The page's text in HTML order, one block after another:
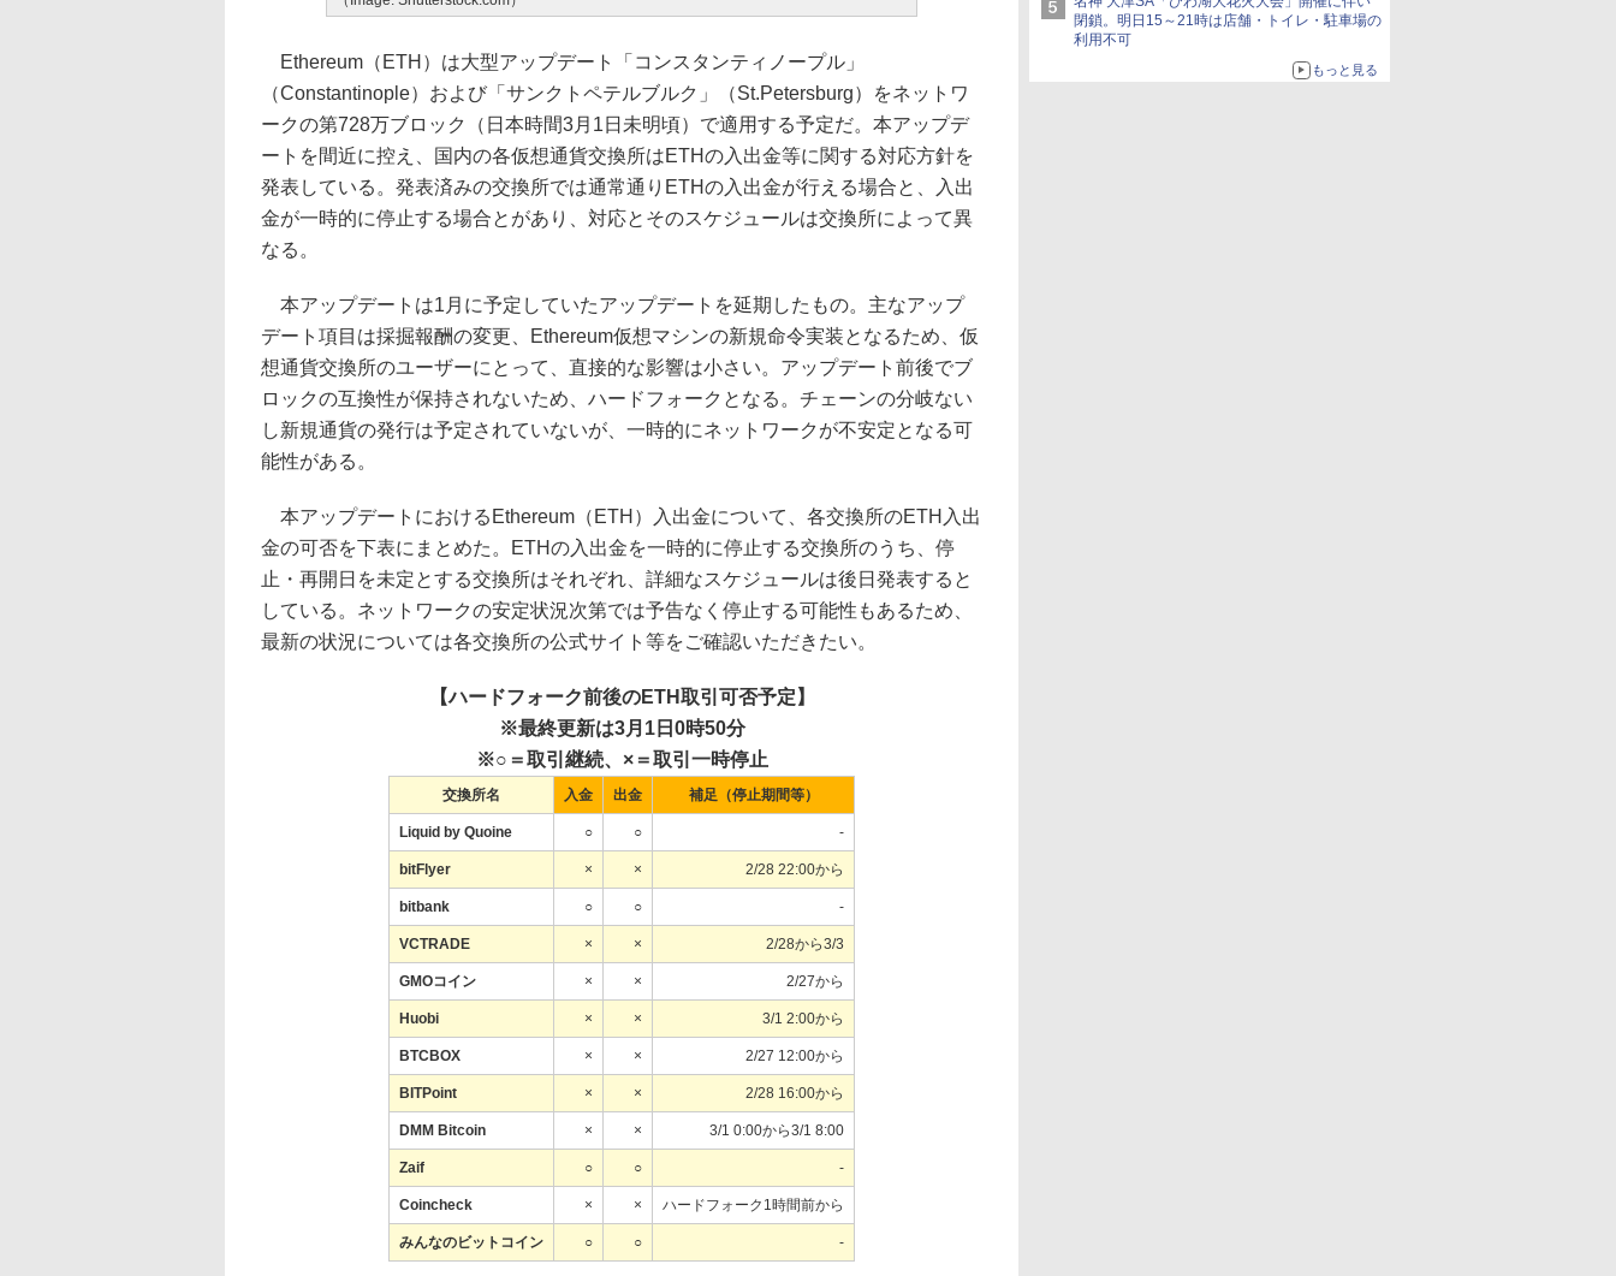
閉鎖。明日15～21時は店舗・トイレ・駐車場の
利用不可
もっと見る
Ethereum（ETH）は大型アップデート「コンスタンティノープル」
（Constantinople）および「サンクトペテルブルク」（St.Petersburg）をネットワ
ークの第728万ブロック（日本時間3月1日未明頃）で適用する予定だ。本アップデ
ートを間近に控え、国内の各仮想通貨交換所はETHの入出金等に関する対応方針を
発表している。発表済みの交換所では通常通りETHの入出金が行える場合と、入出
金が一時的に停止する場合とがあり、対応とそのスケジュールは交換所によって異
なる。
本アップデートは1月に予定していたアップデートを延期したもの。主なアップ
デート項目は採掘報酬の変更、Ethereum仮想マシンの新規命令実装となるため、仮
想通貨交換所のユーザーにとって、直接的な影響は小さい。アップデート前後でブ
ロックの互換性が保持されないため、ハードフォークとなる。チェーンの分岐ない
し新規通貨の発行は予定されていないが、一時的にネットワークが不安定となる可
能性がある。
本アップデートにおけるEthereum（ETH）入出金について、各交換所のETH入出
金の可否を下表にまとめた。ETHの入出金を一時的に停止する交換所のうち、停
止・再開日を未定とする交換所はそれぞれ、詳細なスケジュールは後日発表すると
している。ネットワークの安定状況次第では予告なく停止する可能性もあるため、
最新の状況については各交換所の公式サイト等をご確認いただきたい。
【ハードフォーク前後のETH取引可否予定】
※最終更新は3月1日0時50分
※○＝取引継続、×＝取引一時停止
交換所名 入金 出金 補足（停止期間等）
Liquid by Quoine ○ ○ -
bitFlyer × × 2/28 22:00から
bitbank ○ ○ -
VCTRADE × × 2/28から3/3
GMOコイン × × 2/27から
Huobi × × 3/1 2:00から
BTCBOX × × 2/27 12:00から
BITPoint × × 2/28 16:00から
DMM Bitcoin × × 3/1 0:00から3/1 8:00
Zaif ○ ○ -
Coincheck × × ハードフォーク1時間前から
みんなのビットコイン ○ ○ -